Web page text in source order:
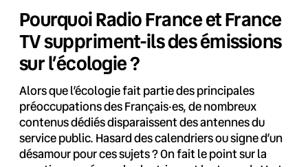
Pourquoi Radio France et France
TV suppriment-ils des émissions
sur l’écologie ?
Alors que l’écologie fait partie des principales
préoccupations des Français·es, de nombreux
contenus dédiés disparaissent des antennes du
service public. Hasard des calendriers ou signe d’un
désamour pour ces sujets ? On fait le point sur la